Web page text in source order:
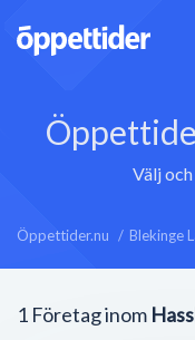
Välj
Öppettider.nu Blekinge
1 Företag inom